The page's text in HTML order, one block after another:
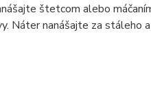
štetcom alebo
Náter nanášajte za stáleho a